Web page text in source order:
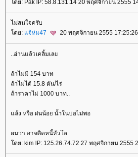
ดย: Pak IP: 58.8.131.14 20 พฤศจิกายน 2555
ไม่สนใจครับ
ดย: จ้ห่ม47 20 พฤศจิกายน 2555 17:25:26
..อ่านแล้วเคลิ้มเล
ถ้าไม่มี 154 บาท
ถ้าไม่ได้ 15.8 ตัน/ไร่
ถ้าราคาไม่ 1000 บาท..
ล้ง หรือ ฝนน้อย น้ำในบ่อไม่พอ
ผมว่า อาจติดหนี้หัวโต
ดย: kim IP: 125.26.74.72 27 พฤศจิกายน 2555